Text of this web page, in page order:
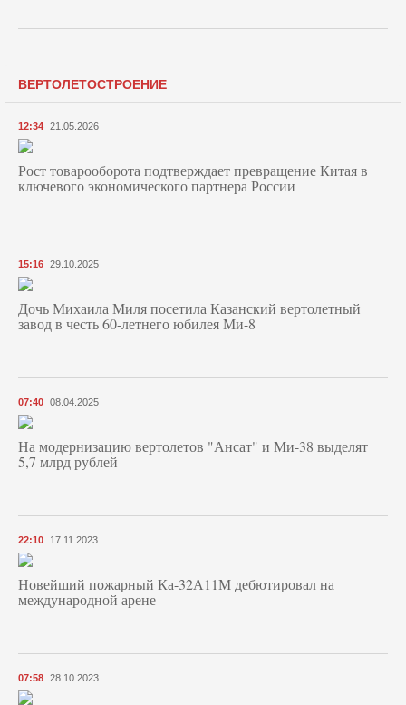
ВЕРТОЛЕТОСТРОЕНИЕ
12:34 21.05.2026
Рост товарооборота подтверждает превращение Китая в
ключевого экономического партнера России
15:16 29.10.2025
Дочь Михаила Миля посетила Казанский вертолетный
завод в честь 60-летнего юбилея Ми-8
07:40 08.04.2025
На модернизацию вертолетов "Ансат" и Ми-38 выделят
5,7 млрд рублей
22:10 17.11.2023
Новейший пожарный Ка-32А11М дебютировал на
международной арене
07:58 28.10.2023